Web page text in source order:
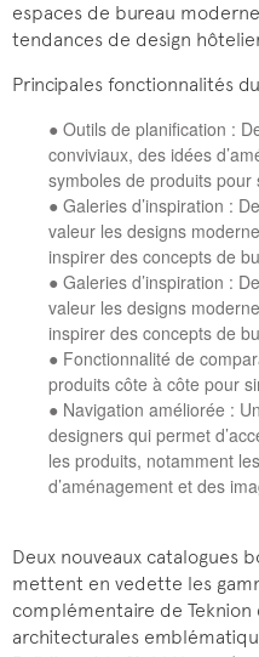
espaces de bureau
tendances de design
Principales fonctionnalités
● Outils de planification :
conviviaux, des idées
symboles de produits
● Galeries d’inspiration :
valeur les designs
inspirer des concepts de
● Galeries d’inspiration :
valeur les designs
inspirer des concepts de
● Fonctionnalité de
produits côte à côte pour
● Navigation améliorée :
designers qui permet
les produits, notamment
d’aménagement et des
Deux nouveaux catalogues
mettent en vedette les
complémentaire de Teknion
architecturales